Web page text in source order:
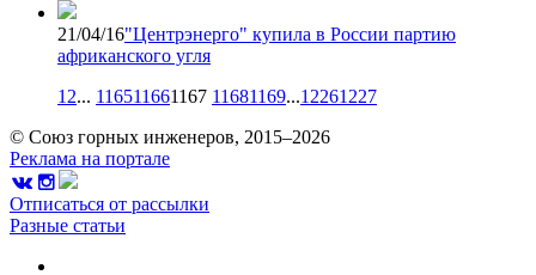
21/04/16"Центрэнерго" купила в России партию
африканского угля
1 2... 116511661167 11681169...12261227
© Союз горных инженеров, 2015–2026
Реклама на портале
Отписаться от рассылки
Разные статьи